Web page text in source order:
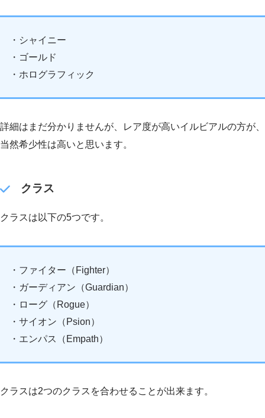
・シャイニー
・ゴールド
・ホログラフィック
詳細はまだ分かりませんが、レア度が高いイルビアルの方が、
当然希少性は高いと思います。
クラス
クラスは以下の5つです。
・ファイター（Fighter）
・ガーディアン（Guardian）
・ローグ（Rogue）
・サイオン（Psion）
・エンパス（Empath）
クラスは2つのクラスを合わせることが出来ます。